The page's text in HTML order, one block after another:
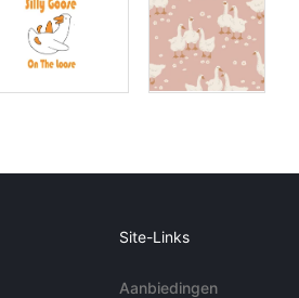
Site-Links
Aanbiedingen